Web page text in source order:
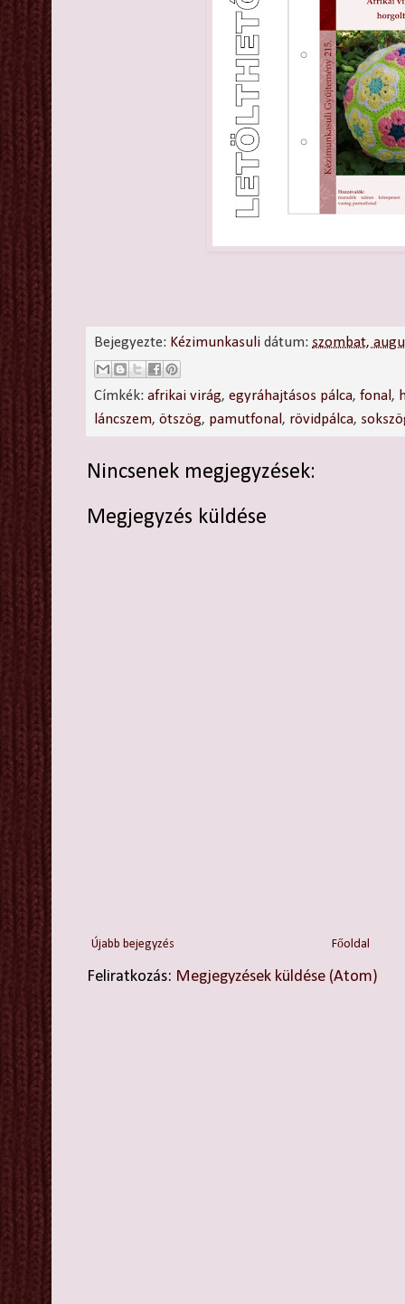
Bejegyezte: Kézimunkasuli dátum: szombat,
Címkék:afrikai virág,egyráhajtásos pálca,fonal,
láncszem,ötszög, pamutfonal, rövidpálca,
Nincsenek megjegyzések:
Megjegyzés küldése
Újabb bejegyzés Főoldal
Feliratkozás: Megjegyzések küldése (Atom)